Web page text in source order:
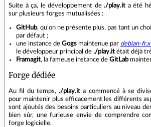
Suite à ça, le développement de ./play.it a été
sur plusieurs forges mutualisées :
GitHub, quʼon ne présente plus, pas tant un
par défaut ;
une instance de Gogs maintenue par debian-
le développeur principal de ./play.it était déjà
Framagit, la fameuse instance de GitLab
Forge dédiée
Au fil du temps, ./play.it a commencé à se
pour maintenir plus efficacement les différents
sont ajoutés des besoins particuliers au niveau
bien sûr, une furieuse envie de comprendre
forge logicielle.